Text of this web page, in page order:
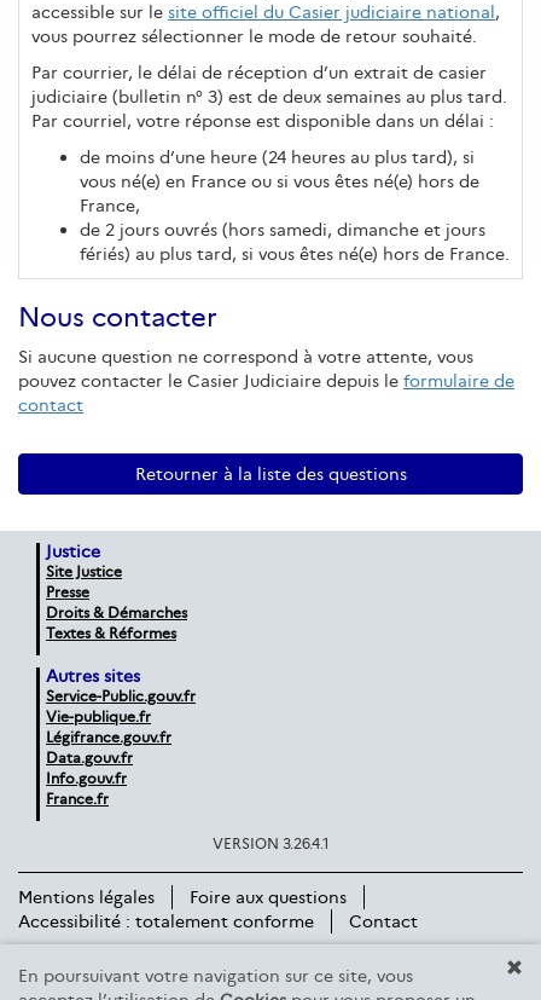
En poursuivant votre navigation sur ce site, vous
accessible sur le site officiel du Casier judiciaire national,
vous pourrez sélectionner le mode de retour souhaité.
Par courrier, le délai de réception d’un extrait de casier
judiciaire (bulletin n° 3) est de deux semaines au plus tard.
Par courriel, votre réponse est disponible dans un délai :
de moins d’une heure (24 heures au plus tard), si
vous né(e) en France ou si vous êtes né(e) hors de
France,
de 2 jours ouvrés (hors samedi, dimanche et jours
fériés) au plus tard, si vous êtes né(e) hors de France.
Nous contacter
Si aucune question ne correspond à votre attente, vous
pouvez contacter le Casier Judiciaire depuis le formulaire de
contact
Retourner à la liste des questions
Justice
Site Justice
Presse
Droits & Démarches
Textes & Réformes
Autres sites
Service-Public.gouv.fr
Vie-publique.fr
Légifrance.gouv.fr
Data.gouv.fr
Info.gouv.fr
France.fr
VERSION 3.26.4.1
Mentions légales
Foire aux questions
Accessibilité : totalement conforme
Contact